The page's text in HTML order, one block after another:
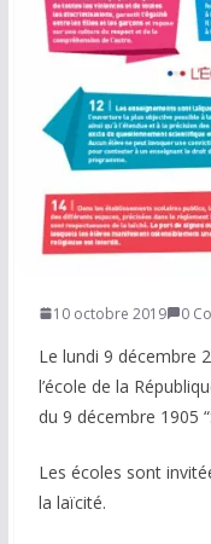
Forum
Réseaux sociaux
Petites annonces
AUTRE
Boutique
Contact
10 octobre 2019 0
Le lundi 9 décembre
l’école de la
du 9 décembre 1905
Les écoles sont
la laïcité.